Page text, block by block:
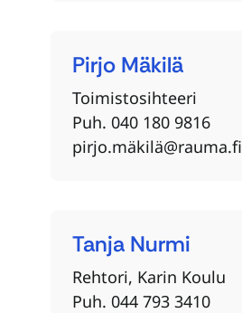
Mäkilä
Pirjo
Toimistosihteeri
Puh. 040 180 9816
pirjo.mäkilä@rauma.fi
Nurmi
Tanja
Rehtori, Karin Koulu
Puh. 044 793 3410